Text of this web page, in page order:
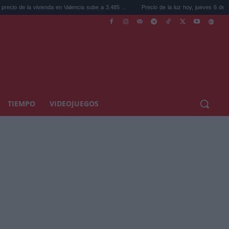
en Valencia sube a 3.485 ... Precio de la luz hoy, jueves 6 de agosto: la hora
TIEMPO VIDEOJUEGOS